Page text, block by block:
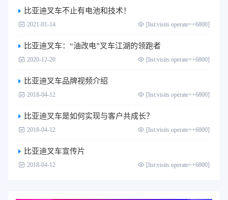
比亚迪叉车不止有电池和技术！
2021-01-14 [list:visits operate=+6800]
比亚迪叉车：“油改电”叉车江湖的领跑者
2020-12-20 [list:visits operate=+6800]
比亚迪叉车品牌视频介绍
2018-04-12 [list:visits operate=+6800]
比亚迪叉车是如何实现与客户共成长？
2018-04-12 [list:visits operate=+6800]
比亚迪叉车宣传片
2018-04-12 [list:visits operate=+6800]